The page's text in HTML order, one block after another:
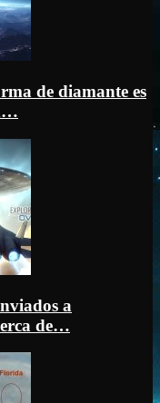
de diamante es
a
de…